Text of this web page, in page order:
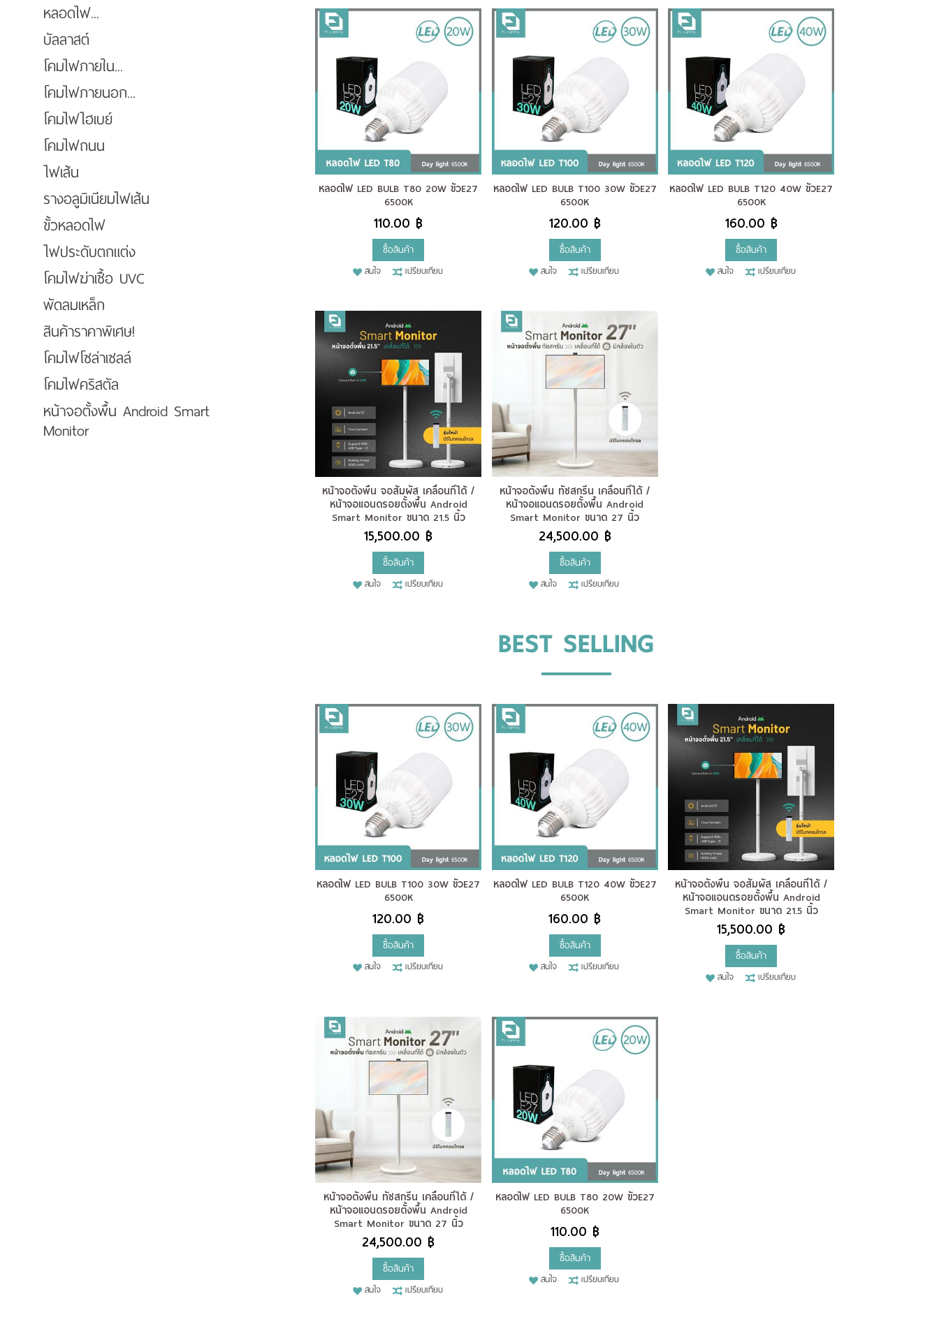
หลอดไฟ...
บัลลาสต์
โคมไฟภายใน...
โคมไฟภายนอก...
โคมไฟไฮเบย์
โคมไฟถนน
ไฟเส้น
รางอลูมิเนียมไฟเส้น
ขั้วหลอดไฟ
ไฟประดับตกแต่ง
โคมไฟฆ่าเชื้อ UVC
พัดลมเหล็ก
สินค้าราคาพิเศษ!
โคมไฟโซล่าเซลล์
โคมไฟคริสตัล
หน้าจอตั้งพื้น Android Smart
Monitor
หลอดไฟ LED BULB T80 20W ขั้วE27
6500K
110.00 ฿
ซื้อสินค้า
สนใจ เปรียบเทียบ
หลอดไฟ LED BULB T100 30W ขั้วE27
6500K
120.00 ฿
ซื้อสินค้า
สนใจ เปรียบเทียบ
หลอดไฟ LED BULB T120 40W ขั้วE27
6500K
160.00 ฿
ซื้อสินค้า
สนใจ เปรียบเทียบ
หน้าจอตั้งพื้น จอสัมผัส เคลื่อนที่ได้ /
หน้าจอแอนดรอยตั้งพื้น Android
Smart Monitor ขนาด 21.5 นิ้ว
15,500.00 ฿
ซื้อสินค้า
สนใจ เปรียบเทียบ
หน้าจอตั้งพื้น ทัชสกรีน เคลื่อนที่ได้ /
หน้าจอแอนดรอยตั้งพื้น Android
Smart Monitor ขนาด 27 นิ้ว
24,500.00 ฿
ซื้อสินค้า
สนใจ เปรียบเทียบ
BEST SELLING
หลอดไฟ LED BULB T100 30W ขั้วE27
6500K
120.00 ฿
ซื้อสินค้า
สนใจ เปรียบเทียบ
หลอดไฟ LED BULB T120 40W ขั้วE27
6500K
160.00 ฿
ซื้อสินค้า
สนใจ เปรียบเทียบ
หน้าจอตั้งพื้น จอสัมผัส เคลื่อนที่ได้ /
หน้าจอแอนดรอยตั้งพื้น Android
Smart Monitor ขนาด 21.5 นิ้ว
15,500.00 ฿
ซื้อสินค้า
สนใจ เปรียบเทียบ
หน้าจอตั้งพื้น ทัชสกรีน เคลื่อนที่ได้ /
หน้าจอแอนดรอยตั้งพื้น Android
Smart Monitor ขนาด 27 นิ้ว
24,500.00 ฿
ซื้อสินค้า
สนใจ เปรียบเทียบ
หลอดไฟ LED BULB T80 20W ขั้วE27
6500K
110.00 ฿
ซื้อสินค้า
สนใจ เปรียบเทียบ